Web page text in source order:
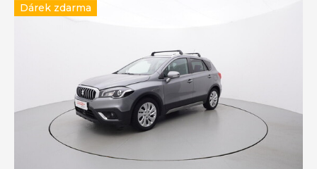
Dárek zdarma